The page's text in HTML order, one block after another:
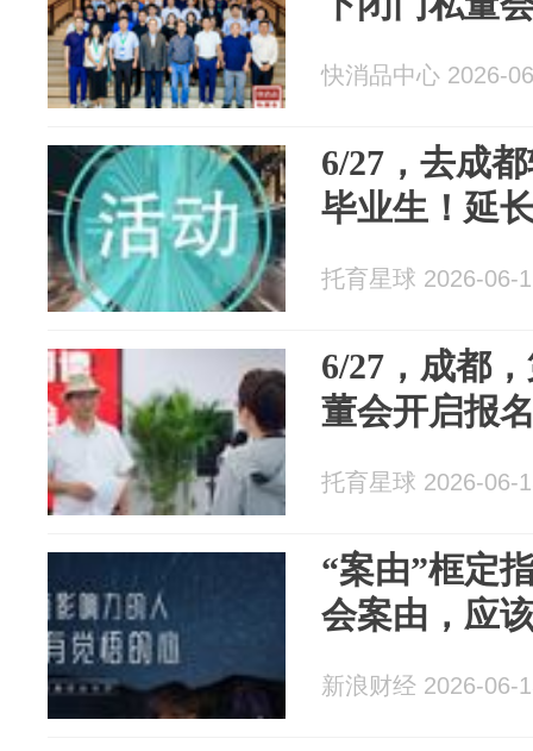
快消品中心 2026-
6/27，去成
毕业生！延
托育星球 2026-06-
6/27，成都
董会开启报
托育星球 2026-06-
“案由”框定
会案由，应
新浪财经 2026-06-